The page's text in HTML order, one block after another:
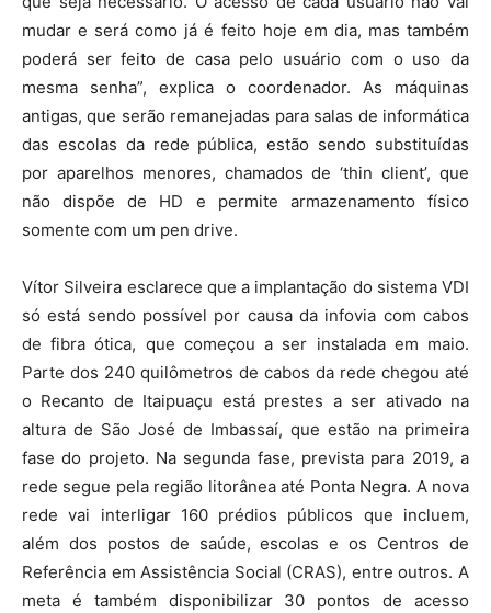
mudar e será como já é feito hoje em dia, mas também
poderá ser feito de casa pelo usuário com o uso da
mesma senha”, explica o coordenador. As máquinas
antigas, que serão remanejadas para salas de informática
das escolas da rede pública, estão sendo substituídas
por aparelhos menores, chamados de ‘thin client’, que
não dispõe de HD e permite armazenamento físico
somente com um pen drive.
Vítor Silveira esclarece que a implantação do sistema VDI
só está sendo possível por causa da infovia com cabos
de fibra ótica, que começou a ser instalada em maio.
Parte dos 240 quilômetros de cabos da rede chegou até
o Recanto de Itaipuaçu está prestes a ser ativado na
altura de São José de Imbassaí, que estão na primeira
fase do projeto. Na segunda fase, prevista para 2019, a
rede segue pela região litorânea até Ponta Negra. A nova
rede vai interligar 160 prédios públicos que incluem,
além dos postos de saúde, escolas e os Centros de
Referência em Assistência Social (CRAS), entre outros. A
meta é também disponibilizar 30 pontos de acesso